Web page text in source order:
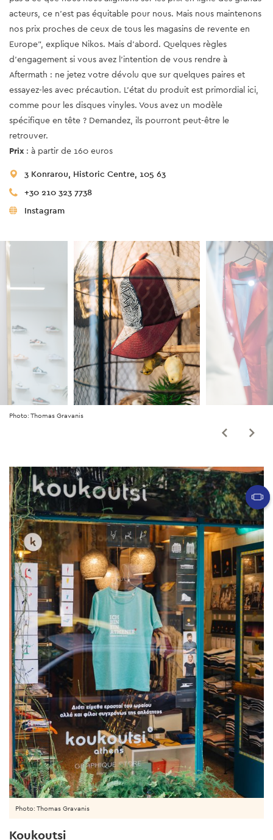
acteurs, ce n'est pas équitable pour nous. Mais nous maintenons
nos prix proches de ceux de tous les magasins de revente en
Europe", explique Nikos. Mais d'abord. Quelques règles
d'engagement si vous avez l'intention de vous rendre à
Aftermath : ne jetez votre dévolu que sur quelques paires et
essayez-les avec précaution. L'état du produit est primordial ici,
comme pour les disques vinyles. Vous avez un modèle
spécifique en tête ? Demandez, ils pourront peut-être le
retrouver.
Prix : à partir de 160 euros
3 Konrarou, Historic Centre, 105 63
+30 210 323 7738
Instagram
Photo: Thomas Gravanis
Photo: Thomas Gravanis
Koukoutsi